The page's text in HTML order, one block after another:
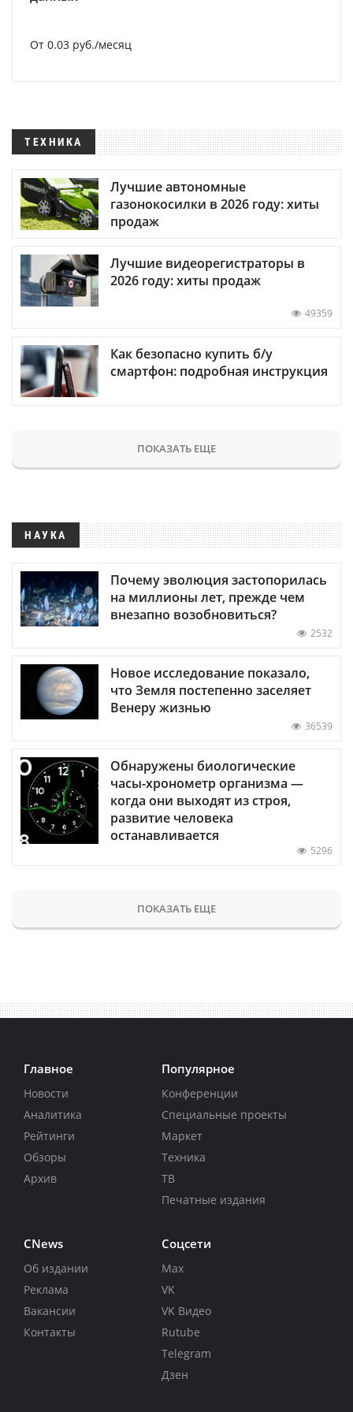
От 0.03 руб./месяц
ТЕХНИКА
Лучшие автономные
газонокосилки в 2026 году: хиты
продаж
Лучшие видеорегистраторы в
2026 году: хиты продаж
49359
Как безопасно купить б/у
смартфон: подробная инструкция
ПОКАЗАТЬ ЕЩЕ
НАУКА
Почему эволюция застопорилась
на миллионы лет, прежде чем
внезапно возобновиться?
2532
Новое исследование показало,
что Земля постепенно заселяет
Венеру жизнью
36539
Обнаружены биологические
часы-хронометр организма —
когда они выходят из строя,
развитие человека
останавливается
5296
ПОКАЗАТЬ ЕЩЕ
Главное
Новости
Аналитика
Рейтинги
Обзоры
Архив
Популярное
Конференции
Специальные проекты
Маркет
Техника
ТВ
Печатные издания
CNews
Об издании
Реклама
Вакансии
Контакты
Соцсети
Max
VK
VK Видео
Rutube
Telegram
Дзен